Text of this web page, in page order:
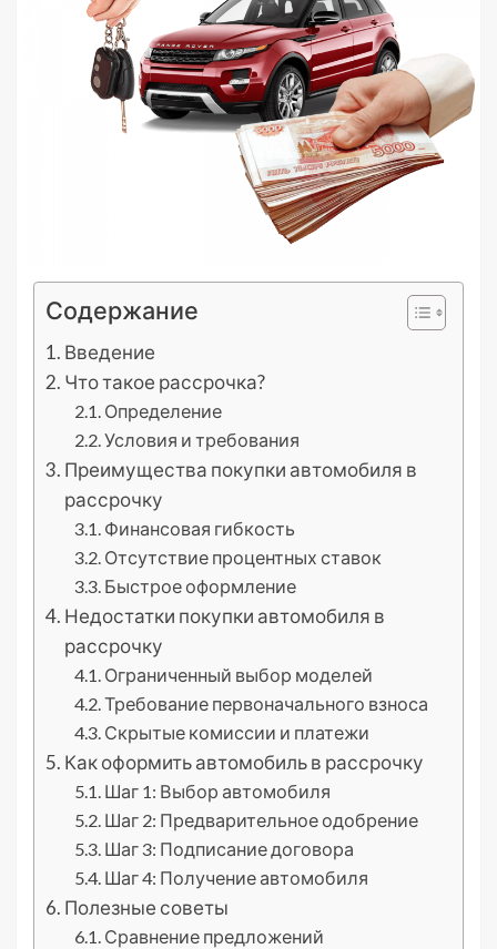
Содержание
Введение
Что такое рассрочка?
Определение
Условия и требования
Преимущества покупки автомобиля в
рассрочку
Финансовая гибкость
Отсутствие процентных ставок
Быстрое оформление
Недостатки покупки автомобиля в
рассрочку
Ограниченный выбор моделей
Требование первоначального взноса
Скрытые комиссии и платежи
Как оформить автомобиль в рассрочку
Шаг 1: Выбор автомобиля
Шаг 2: Предварительное одобрение
Шаг 3: Подписание договора
Шаг 4: Получение автомобиля
Полезные советы
Сравнение предложений